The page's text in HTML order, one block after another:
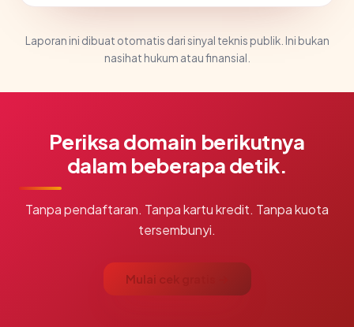
Laporan ini dibuat otomatis dari sinyal teknis publik. Ini bukan
nasihat hukum atau finansial.
Periksa domain berikutnya
dalam beberapa detik.
Tanpa pendaftaran. Tanpa kartu kredit. Tanpa kuota
tersembunyi.
Mulai cek gratis →